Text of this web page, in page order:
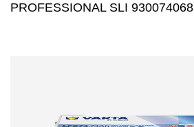
PROFESSIONAL SLI 930074068